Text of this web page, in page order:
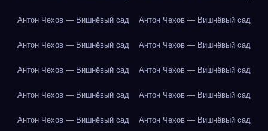
Антон Чехов — Вишнёвый сад Антон Чехов — Вишнёвый сад
Антон Чехов — Вишнёвый сад Антон Чехов — Вишнёвый сад
Антон Чехов — Вишнёвый сад Антон Чехов — Вишнёвый сад
Антон Чехов — Вишнёвый сад Антон Чехов — Вишнёвый сад
Антон Чехов — Вишнёвый сад Антон Чехов — Вишнёвый сад